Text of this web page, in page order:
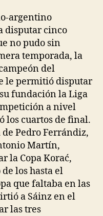
argentino
disputar cinco
no pudo sin
temporada, la
del
le permitió disputar
fundación la Liga
a nivel
los cuartos de final.
Pedro Ferrándiz,
Martín,
la Copa Korać,
los hasta el
que faltaba en las
a Sáinz en el
las tres